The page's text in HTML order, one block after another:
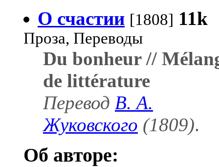
О счастии [1808] 11k
Проза, Переводы
Du bonheur //
de littérature
Перевод В. А.
Жуковского (1809).
Об авторе: